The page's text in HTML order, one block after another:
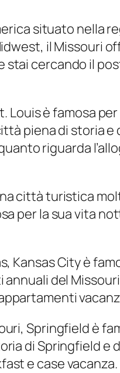
situato nella
il Missouri
stai cercando il
Louis è famosa
piena di
riguarda
città turistica
per la sua vita
Kansas City è
del
Springfield è
di Springfield e
e case vacanza.